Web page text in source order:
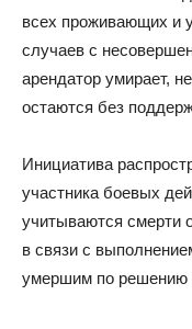
всех проживающих и
случаев с
арендатор умирает,
остаются без
Инициатива
участника боевых
учитываются смерти
в связи с
умершим по решению